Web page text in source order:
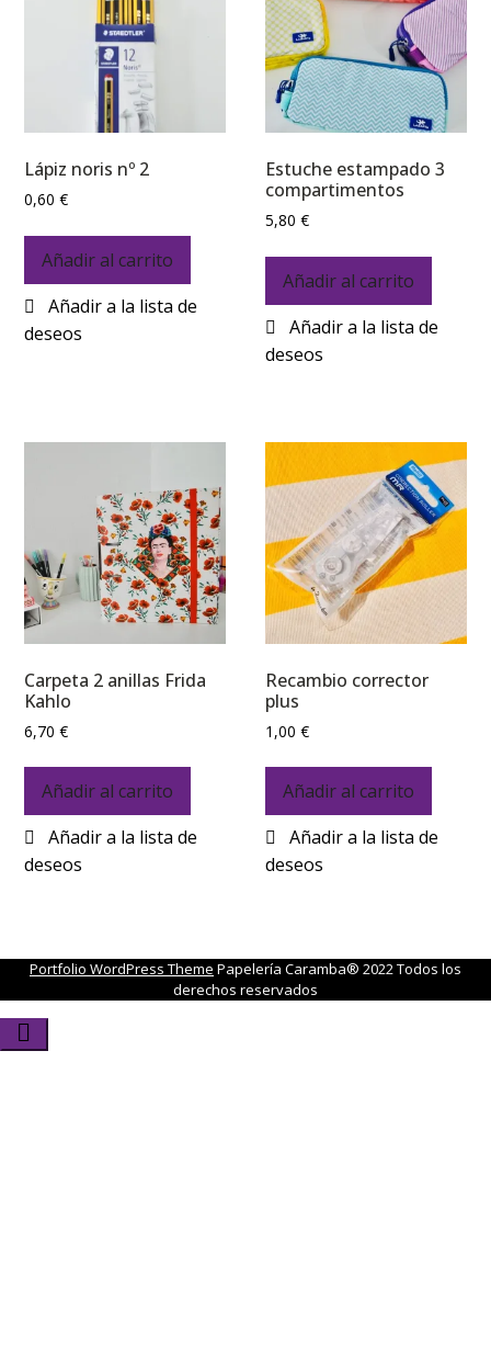
Lápiz noris nº 2
0,60 €
Añadir al carrito
Estuche estampado 3
compartimentos
5,80€
Añadir al carrito
Carpeta 2 anillas Frida
Kahlo
6,70 €
Añadir al carrito
Recambio corrector
plus
1,00€
Añadir al carrito
Portfolio WordPress Theme Papelería Caramba® 2022 Todos los
derechos reservados